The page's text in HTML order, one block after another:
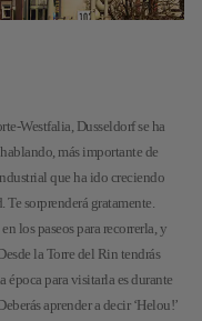
Westfalia, Dusseldorf se ha
más importante de
que ha ido creciendo
sorprenderá gratamente.
los paseos para recorrerla, y
la Torre del Rin tendrás
época para visitarla es durante
aprender a decir ‘Helou!’